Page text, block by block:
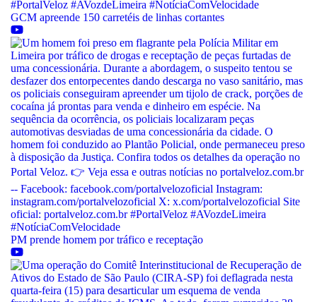
GCM apreende 150 carretéis de linhas cortantes
PM prende homem por tráfico e receptação